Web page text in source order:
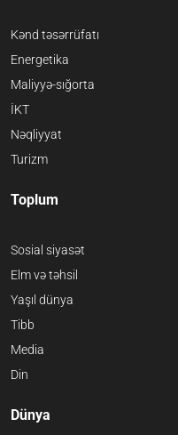
Kənd təsərrüfatı
Energetika
Maliyyə-sığorta
İKT
Nəqliyyat
Turizm
Toplum
Sosial siyasət
Elm və təhsil
Yaşıl dünya
Tibb
Media
Din
Dünya